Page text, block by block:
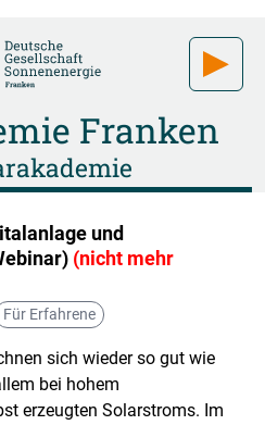
Franken
und
(nicht mehr
Für Erfahrene
sich wieder so gut wie
bei hohem
erzeugten Solarstroms. Im